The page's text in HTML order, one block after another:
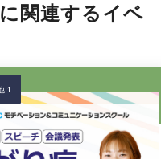
関連するイベ
1